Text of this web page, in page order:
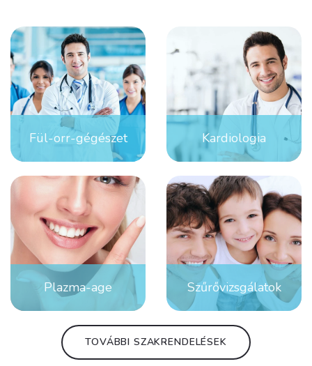
Fül-orr-gégészet Kardiologia
Plazma-age Szűrővizsgálatok
TOVÁBBI SZAKRENDELÉSEK